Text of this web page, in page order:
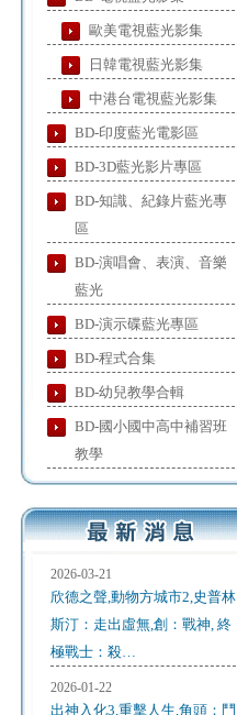
歐美電視藍光影集
日韓電視藍光影集
中港台電視藍光影集
BD-印度藍光電影區
BD-3D藍光影片專區
BD-知識、紀錄片藍光專
區
BD-演唱會、表演、音樂
藍光
BD-演示碟藍光專區
BD-程式合集
BD-幼兒教學合輯
BD-國小國中高中補習班
教學
2026-03-21
欣德之聲,動物方城市2,史普林
斯汀：走出虛無,創：戰神, 終
極戰士：殺…
2026-01-22
出神入化3,重擊人生,角頭：鬥